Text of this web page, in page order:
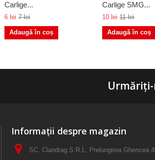
Carlige...
6 lei 7 lei
Adaugă în coș
Carlige SMG...
10 lei 11 lei
Adaugă în coș
Informații despre magazin
SC. Clandrag S.R.L, Prelungirea Ghencea